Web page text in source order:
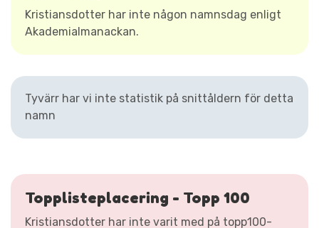
Kristiansdotter har inte någon namnsdag enligt
Akademialmanackan.
Tyvärr har vi inte statistik på snittåldern för detta
namn
Topplisteplacering - Topp 100
Kristiansdotter har inte varit med på topp100-